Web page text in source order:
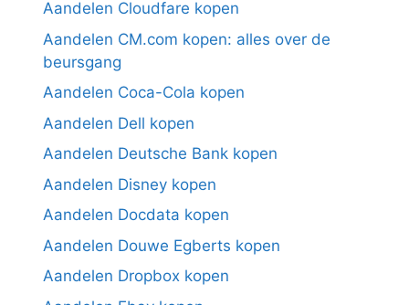
Aandelen Cloudfare kopen
Aandelen CM.com kopen: alles over de
beursgang
Aandelen Coca-Cola kopen
Aandelen Dell kopen
Aandelen Deutsche Bank kopen
Aandelen Disney kopen
Aandelen Docdata kopen
Aandelen Douwe Egberts kopen
Aandelen Dropbox kopen